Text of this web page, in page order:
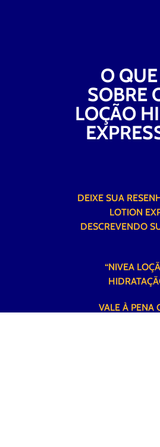
O
SOBRE
LOÇÃO
DEIXE SUA
LOTION
DESCREVENDO
“NIVEA
VALE À PENA